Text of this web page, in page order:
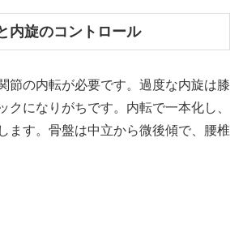
内旋のコントロール
節の内転が必要です。過度な内旋は膝
クになりがちです。内転で一本化し、
ます。骨盤は中立から微後傾で、腰椎